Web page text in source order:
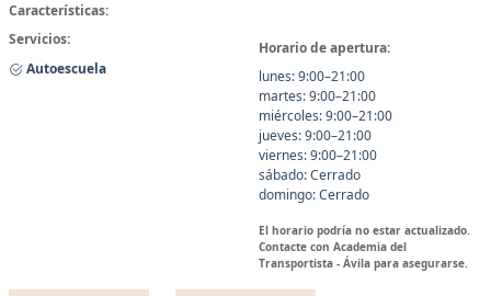
Características:
Servicios:
Autoescuela
Horario de apertura:
lunes: 9:00–21:00
martes: 9:00–21:00
miércoles: 9:00–21:00
jueves: 9:00–21:00
viernes: 9:00–21:00
sábado: Cerrado
domingo: Cerrado
El horario podría no estar actualizado.
Contacte con Academia del
Transportista - Ávila para asegurarse.